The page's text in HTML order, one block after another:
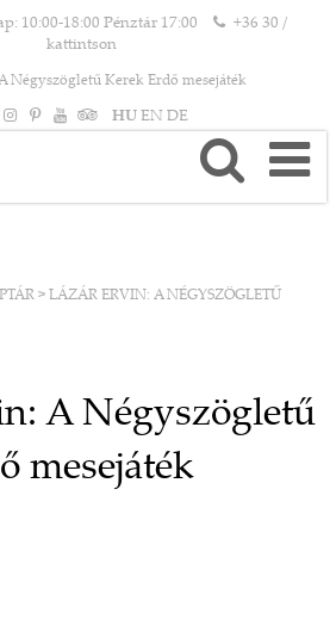
10:00-18:00 Pénztár 17:00
+36 30 /
kattintson
Négyszögletű Kerek Erdő mesejáték
HU EN DE
> LÁZÁR ERVIN: A NÉGYSZÖGLETŰ
A Négyszögletű
mesejáték